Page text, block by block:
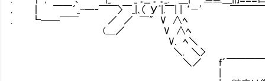
. ┃ ￣￣´_-─‐￣￣〉￣_|､（ Уﾟ|.￣| | ‘－' ￣￣￣￣
. ┗──￣￣ ／ ／ ￣" V ∧ﾍ
(＿／ V ∧ﾍ
V. ﾍ＼
＼. ＼>
＼／ f´￣￣￣￣￣￣￣￣￣￣￣